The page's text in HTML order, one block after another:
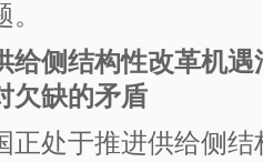
给侧结构性改革机
欠缺的矛盾
正处于推进供给侧